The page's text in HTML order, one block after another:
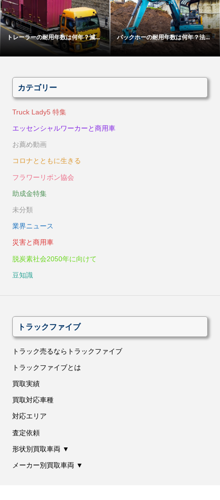
トレーラーの耐用年数は何年？減... バックホーの耐用年数は何年？法...
カテゴリー
Truck Lady5 特集
エッセンシャルワーカーと商用車
お薦め動画
コロナとともに生きる
フラワーリボン協会
助成金特集
未分類
業界ニュース
災害と商用車
脱炭素社会2050年に向けて
豆知識
トラックファイブ
トラック売るならトラックファイブ
トラックファイブとは
買取実績
買取対応車種
対応エリア
査定依頼
形状別買取車両 ▼
メーカー別買取車両 ▼